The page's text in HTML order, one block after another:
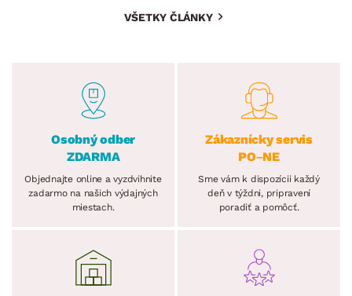
VŠETKY ČLÁNKY
Osobný odber
ZDARMA
Objednajte online a vyzdvihnite
zadarmo na našich výdajných
miestach.
Zákaznícky servis
PO–NE
Sme vám k dispozícii každý
deň v týždni, pripravení
poradiť a pomôcť.